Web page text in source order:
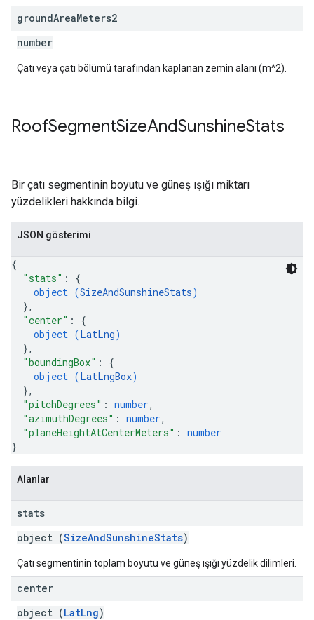
groundAreaMeters2
number
Çatı veya çatı bölümü tarafından kaplanan zemin alanı (m^2).
RoofSegmentSizeAndSunshineStats
Bir çatı segmentinin boyutu ve güneş ışığı miktarı
yüzdelikleri hakkında bilgi.
JSON gösterimi
{
"stats" : {
object (SizeAndSunshineStats)
},
"center" : {
object (LatLng)
},
"boundingBox" : {
object (LatLngBox)
},
"pitchDegrees" : number,
"azimuthDegrees" : number,
"planeHeightAtCenterMeters" : number
}
Alanlar
stats
object (SizeAndSunshineStats)
Çatı segmentinin toplam boyutu ve güneş ışığı yüzdelik dilimleri.
center
object (LatLng)